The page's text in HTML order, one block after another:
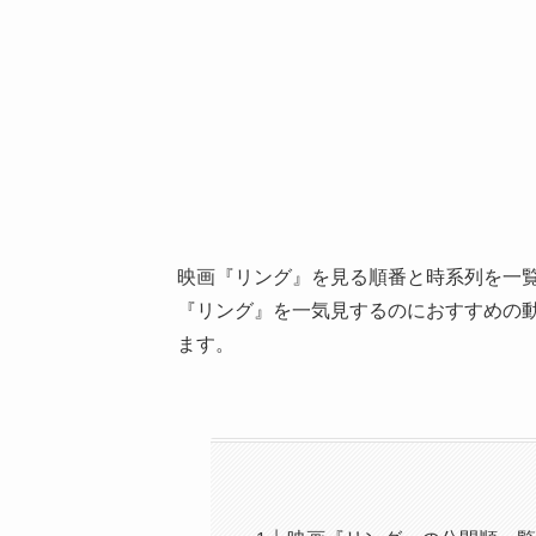
映画『リング』を見る順番と時系列を一
『リング』を一気見するのにおすすめ
ます。